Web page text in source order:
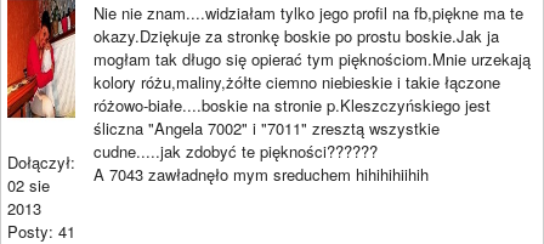
Dołączył:
02 sie
2013
Posty: 41
Nie nie znam....widziałam tylko jego profil na fb,piękne ma te
okazy.Dziękuje za stronkę boskie po prostu boskie.Jak ja
mogłam tak długo się opierać tym pięknościom.Mnie urzekają
kolory różu,maliny,żółte ciemno niebieskie i takie łączone
różowo-białe....boskie na stronie p.Kleszczyńskiego jest
śliczna "Angela 7002" i "7011" zresztą wszystkie
cudne.....jak zdobyć te piękności??????
A 7043 zawładnęło mym sreduchem hihihihiihih